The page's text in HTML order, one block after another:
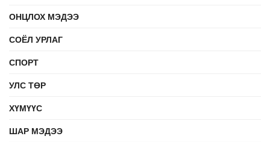
ОНЦЛОХ МЭДЭЭ
СОЁЛ УРЛАГ
СПОРТ
УЛС ТӨР
ХҮМҮҮС
ШАР МЭДЭЭ